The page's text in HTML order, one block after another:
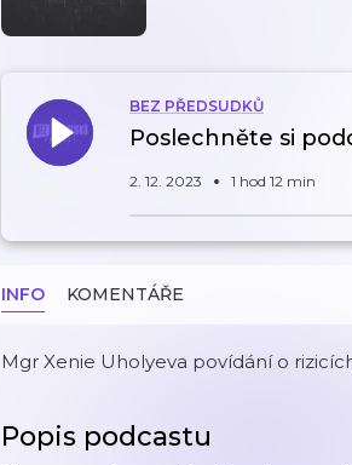
BEZ PŘEDSUDKŮ
Poslechněte si
2. 12. 2023 1 hod 12 min
INFO KOMENTÁŘE
Mgr Xenie Uholyeva povídání o
Popis podcastu